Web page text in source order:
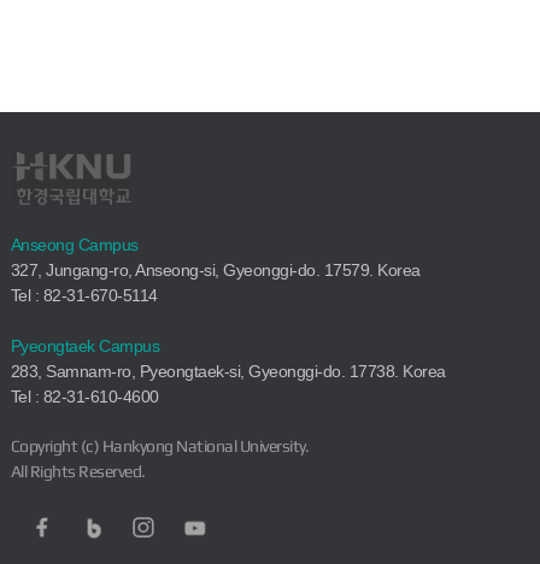
Anseong Campus
327, Jungang-ro, Anseong-si, Gyeonggi-do. 17579. Korea
Tel : 82-31-670-5114
Pyeongtaek Campus
283, Samnam-ro, Pyeongtaek-si, Gyeonggi-do. 17738. Korea
Tel : 82-31-610-4600
Copyright (c) Hankyong National University.
All Rights Reserved.